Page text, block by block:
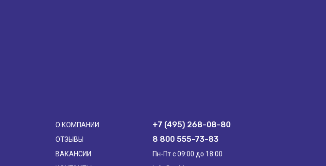
О КОМПАНИИ
ОТЗЫВЫ
ВАКАНСИИ
+7 (495) 268-08-80
8 800 555-73-83
Пн-Пт с 09:00 до 18:00